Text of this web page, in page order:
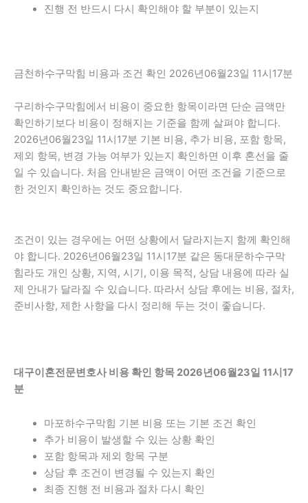
진행 전 반드시 다시 확인해야 할 부분이 있는지
금천하수구막힘 비용과 조건 확인 2026년06월23일 11시17분
구리하수구막힘에서 비용이 중요한 항목이라면 단순 금액만
확인하기보다 비용이 정해지는 기준을 함께 살펴야 합니다.
2026년06월23일 11시17분 기본 비용, 추가 비용, 포함 항목,
제외 항목, 변경 가능 여부가 있는지 확인하면 이후 혼선을 줄
일 수 있습니다. 처음 안내받은 금액이 어떤 조건을 기준으로
한 것인지 확인하는 것도 중요합니다.
조건이 있는 경우에는 어떤 상황에서 달라지는지 함께 확인해
야 합니다. 2026년06월23일 11시17분 같은 동대문하수구막
힘라도 개인 상황, 지역, 시기, 이용 목적, 상담 내용에 따라 실
제 안내가 달라질 수 있습니다. 따라서 상담 후에는 비용, 절차,
준비사항, 제한 사항을 다시 정리해 두는 것이 좋습니다.
대구이혼전문변호사 비용 확인 항목 2026년06월23일 11시17
분
마포하수구막힘 기본 비용 또는 기본 조건 확인
추가 비용이 발생할 수 있는 상황 확인
포함 항목과 제외 항목 구분
상담 후 조건이 변경될 수 있는지 확인
최종 진행 전 비용과 절차 다시 확인